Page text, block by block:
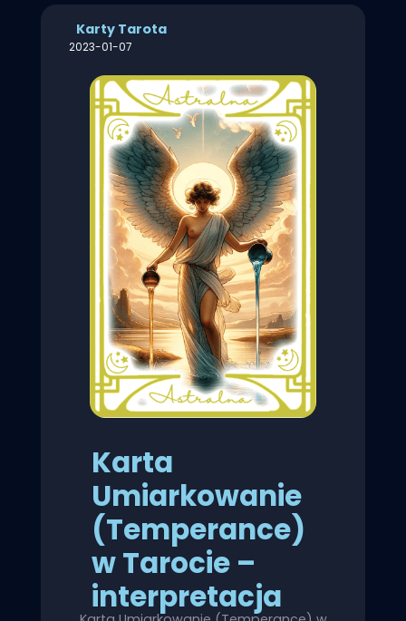
Karty Tarota
2023-01-07
Karta
Umiarkowanie
(Temperance)
w Tarocie –
interpretacja